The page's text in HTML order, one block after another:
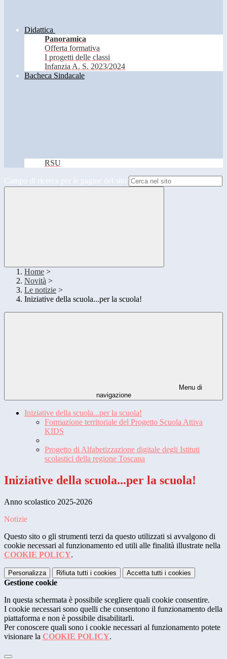
Didattica
Panoramica
Offerta formativa
I progetti delle classi
Infanzia A. S. 2023/2024
Bacheca Sindacale
RSU
Campo di ricerca per le pagine del sito
Home >
Novità >
Le notizie >
Iniziative della scuola...per la scuola!
Menu di
navigazione
Iniziative della scuola...per la scuola!
Formazione territoriale del Progetto Scuola Attiva
KIDS
Progetto di Alfabetizzazione digitale degli Istituti
scolastici della regione Toscana
Iniziative della scuola...per la scuola!
Anno scolastico 2025-2026
Notizie
Questo sito o gli strumenti terzi da questo utilizzati si avvalgono di
cookie necessari al funzionamento ed utili alle finalità illustrate nella
COOKIE POLICY.
Personalizza Rifiuta tutti i cookies Accetta tutti i cookies
Gestione cookie
In questa schermata è possibile scegliere quali cookie consentire.
I cookie necessari sono quelli che consentono il funzionamento della
piattaforma e non è possibile disabilitarli.
Per conoscere quali sono i cookie necessari al funzionamento potete
visionare la COOKIE POLICY.